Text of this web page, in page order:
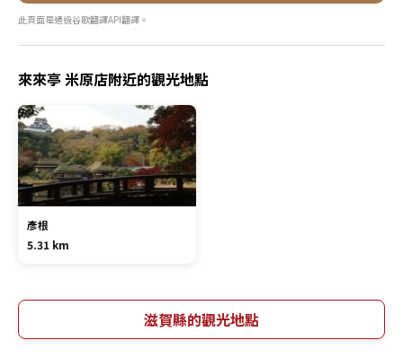
此頁面是通過谷歌翻譯API翻譯。
來來亭 米原店附近的觀光地點
彥根
5.31 km
滋賀縣的觀光地點